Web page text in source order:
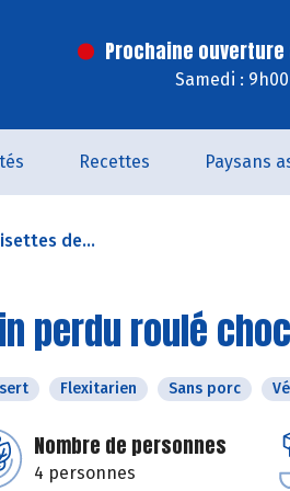
Prochaine ouverture
Samedi :
Recettes Paysans
de...
perdu roulé
Flexitarien Sans porc
Nombre de personnes
4 personnes